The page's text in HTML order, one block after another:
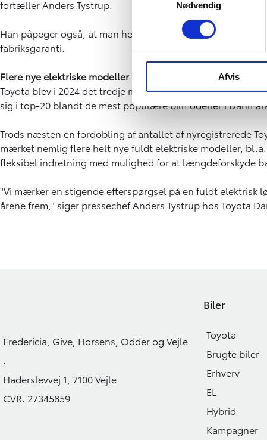
Nødvendig
Afvis
fortæller Anders Tystrup.
Han påpeger også, at man helt automatisk også altid får
fabriksgaranti.
Flere nye elektriske modeller i 2025
Toyota blev i 2024 det tredje mest populære
sig i top-20 blandt de mest populære bilmodeller i
Trods næsten en fordobling af antallet af nyregistrerede
mærket nemlig flere helt nye fuldt elektriske modeller,
fleksibel indretning med mulighed for at længdeforskyde
"Vi mærker en stigende efterspørgsel på en fuldt elektrisk
årene frem," siger pressechef Anders Tystrup hos Toyota
Fredericia, Give, Horsens, Odder og Vejle
.
Haderslevvej 1, 7100 Vejle
CVR. 27345859
Biler
Toyota
Brugte biler
Erhverv
EL
Hybrid
Kampagner